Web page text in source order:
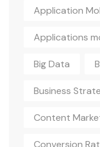
Application
Applications
Big Data
Business
Content
Conversion